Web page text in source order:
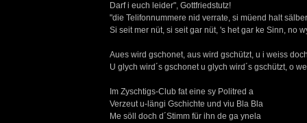
Darf i euch leider", Gottfriedstutz!
"die Telifonnummere nid verrate, si müend halt
Si seit mer nüt, si seit gar nüt, 's het gar ke Sinn, no
Aues wird gschonet, aus wird gschützt, u i weiss
U glych wird´s gschonet u glych wird´s gschützt, o
Im Zyschtigs-Club fat eine sy Politred a
Verzeut u-längi Gschichte und viu Bla Bla
Me söll doch d´Stimm für ihn de ga ynela